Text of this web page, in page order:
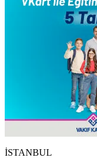
İSTANBUL